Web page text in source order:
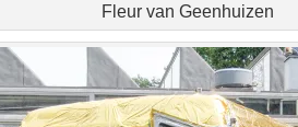
Fleur van Geenhuizen